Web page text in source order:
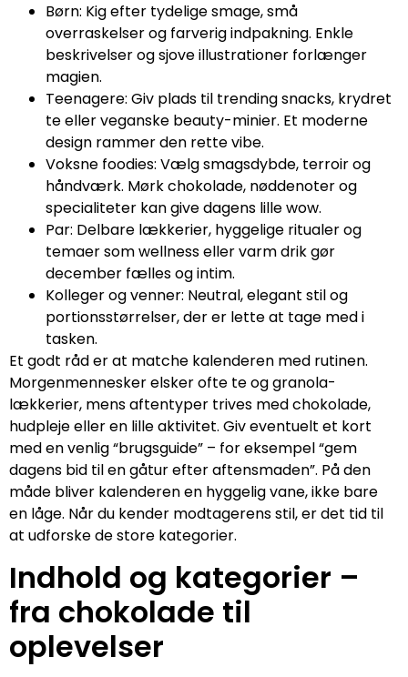
Børn: Kig efter tydelige smage, små
overraskelser og farverig indpakning. Enkle
beskrivelser og sjove illustrationer forlænger
magien.
Teenagere: Giv plads til trending snacks, krydret
te eller veganske beauty-minier. Et moderne
design rammer den rette vibe.
Voksne foodies: Vælg smagsdybde, terroir og
håndværk. Mørk chokolade, nøddenoter og
specialiteter kan give dagens lille wow.
Par: Delbare lækkerier, hyggelige ritualer og
temaer som wellness eller varm drik gør
december fælles og intim.
Kolleger og venner: Neutral, elegant stil og
portionsstørrelser, der er lette at tage med i
tasken.
Et godt råd er at matche kalenderen med rutinen.
Morgenmennesker elsker ofte te og granola-
lækkerier, mens aftentyper trives med chokolade,
hudpleje eller en lille aktivitet. Giv eventuelt et kort
med en venlig “brugsguide” – for eksempel “gem
dagens bid til en gåtur efter aftensmaden”. På den
måde bliver kalenderen en hyggelig vane, ikke bare
en låge. Når du kender modtagerens stil, er det tid til
at udforske de store kategorier.
Indhold og kategorier –
fra chokolade til
oplevelser